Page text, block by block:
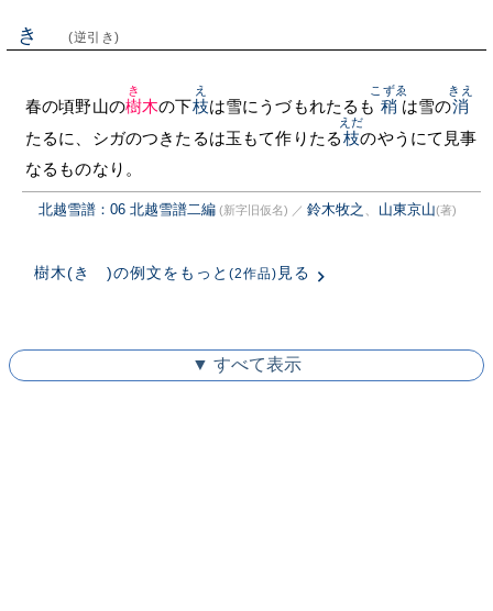
きゞ (逆引き)
春の頃野山の樹木
きゞ
の下枝
え
は雪にうづもれたるも 稍
こずゑ
は雪の消
きえ
たるに、シガのつきたるは玉もて作りたる枝
えだ
のやうにて見事
なるものなり。
北越雪譜：06 北越雪譜二編 (新字旧仮名) ／ 鈴木牧之 、 山東京山(著)
樹木(きゞ)の例文をもっと (2作品) 見る
▼ すべて表示